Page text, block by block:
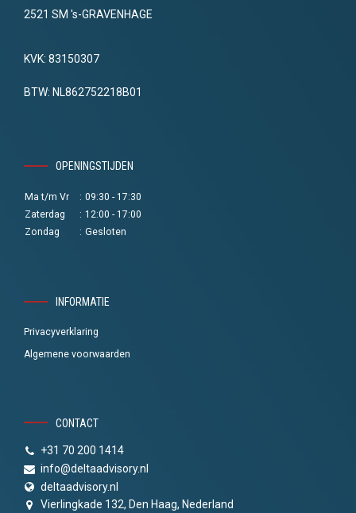
2521 SM 's-GRAVENHAGE
KVK: 83150307
BTW: NL862752218B01
OPENINGSTIJDEN
Ma t/m Vr : 09:30 - 17:30
Zaterdag
: 12:00 - 17:00
Zondag
: Gesloten
INFORMATIE
Privacyverklaring
Algemene voorwaarden
CONTACT
+31 70 200 1414
info@deltaadvisory.nl
deltaadvisory.nl
Vierlingkade 132, Den Haag, Nederland